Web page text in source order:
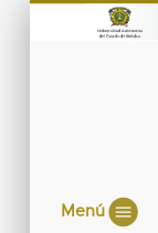
Menú